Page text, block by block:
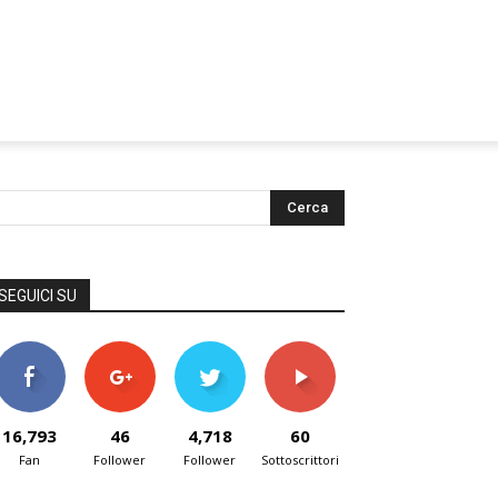
SU
16,793
Fan
46
Follower
4,718
Follower
60
Sottoscrittori